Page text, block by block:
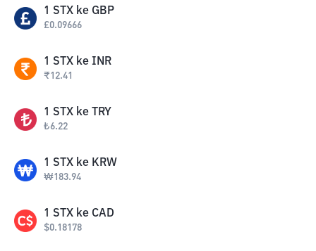
1 STX ke GBP
£0.09666
1 STX ke INR
₹12.41
1 STX ke TRY
₺6.22
1 STX ke KRW
₩183.94
1 STX ke CAD
$0.18178